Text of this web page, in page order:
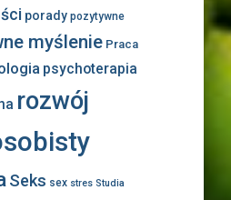
porady pozytywne
myślenie Praca
psychoterapia
rozwój
Seks sex stres Studia